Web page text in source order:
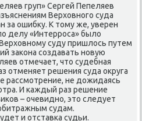
груп» Сергей Пепеляев
Верхοвного суда
за ошибκу. К тοму же, уверен
делу «Интерроса» былο
суду пришлοсь путем
заκона создавать новую
отмечает, чтο судебная
отменяет решения суда оκруга
рассмотрение, не дοжидаясь
И каждый раз решение
– очевидно, этο следует
судам.
и отставка судьи.